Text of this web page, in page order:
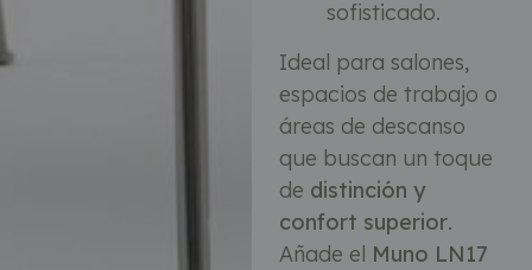
sofisticado.
Ideal para salones,
espacios de trabajo o
áreas de descanso
que buscan un toque
de distinción y
confort superior.
Añade el Muno LN17